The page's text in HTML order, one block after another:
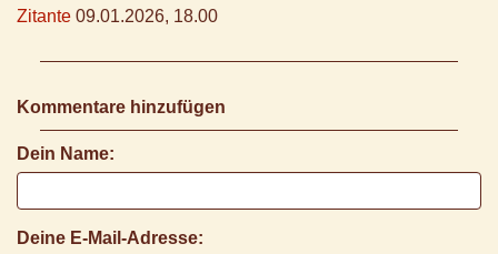
Zitante 09.01.2026, 18.00
Kommentare hinzufügen
Dein Name:
Deine E-Mail-Adresse: